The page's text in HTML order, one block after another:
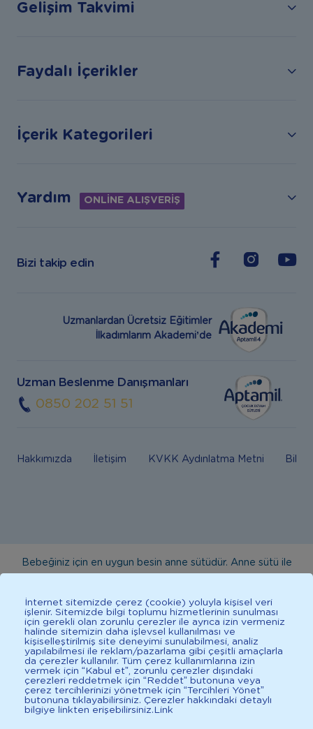
Gelişim Takvimi
Faydalı İçerikler
İçerik Kategorileri
Yardım ONLİNE ALIŞVERİŞ
Bizi takip edin
Uzmanlardan Ücretsiz Eğitimler
İlkadımlarım Akademi’de
Uzman Beslenme Danışmanları
0850 202 51 51
Hakkımızda İletişim KVKK Aydınlatma Metni Bilgi
Bebeğiniz için en uygun besin anne sütüdür. Anne sütü ile
danışınız. Bu sitede yayınlanan bilgiler hekim tavsiyesi
yerine geçmez. En doğru bilgi için doktorunuza danışınız.
Sağlıklı yaşam için dengeli, çeşitli beslenilmelidir. *D vitamini
çocuklarda bağışıklık sisteminin normal işlevine katkıda
bulunur.
İnternet sitemizde çerez (cookie) yoluyla kişisel veri
işlenir. Sitemizde bilgi toplumu hizmetlerinin sunulması
için gerekli olan zorunlu çerezler ile ayrıca izin vermeniz
halinde sitemizin daha işlevsel kullanılması ve
kişiselleştirilmiş site deneyimi sunulabilmesi, analiz
yapılabilmesi ile reklam/pazarlama gibi çeşitli amaçlarla
da çerezler kullanılır. Tüm çerez kullanımlarına izin
vermek için “Kabul et”, zorunlu çerezler dışındaki
çerezleri reddetmek için “Reddet” butonuna veya
çerez tercihlerinizi yönetmek için “Tercihleri Yönet”
butonuna tıklayabilirsiniz. Çerezler hakkındaki detaylı
bilgiye linkten erişebilirsiniz. Link